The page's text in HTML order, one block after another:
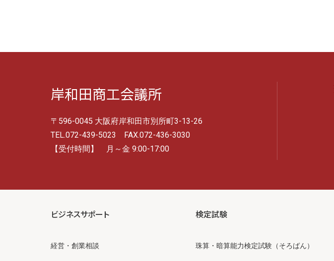
岸和田商工会議所
〒596-0045 大阪府岸和田市別所町3-13-26
TEL.072-439-5023 FAX.072-436-3030
【受付時間】 月～金 9:00-17:00
ビジネスサポート
経営・創業相談
検定試験
珠算・暗算能力検定試験（そろばん）